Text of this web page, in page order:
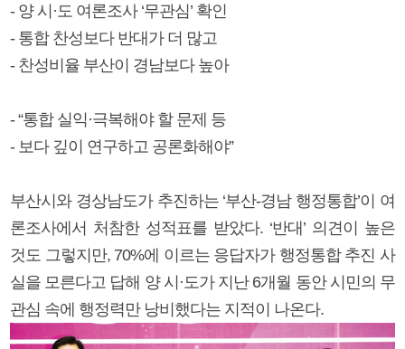
- 양 시·도 여론조사 ‘무관심’ 확인
- 통합 찬성보다 반대가 더 많고
- 찬성비율 부산이 경남보다 높아
- “통합 실익·극복해야 할 문제 등
- 보다 깊이 연구하고 공론화해야”
부산시와 경상남도가 추진하는 ‘부산-경남 행정통합’이 여
론조사에서 처참한 성적표를 받았다. ‘반대’ 의견이 높은
것도 그렇지만, 70%에 이르는 응답자가 행정통합 추진 사
실을 모른다고 답해 양 시·도가 지난 6개월 동안 시민의 무
관심 속에 행정력만 낭비했다는 지적이 나온다.